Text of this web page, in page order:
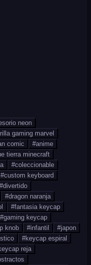
neon
gaming marvel
comic #anime
tierra minecraft
#coleccionable
#custom keyboard
#divertido
#dragon naranja
#fantasia keycap
#gaming keycap
knob #infantil #japon
#keycap espiral
reja